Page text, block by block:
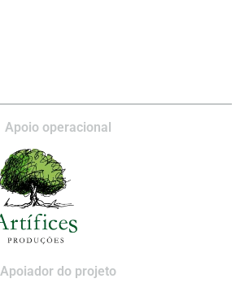
Apoio operacional
Apoiador do projeto